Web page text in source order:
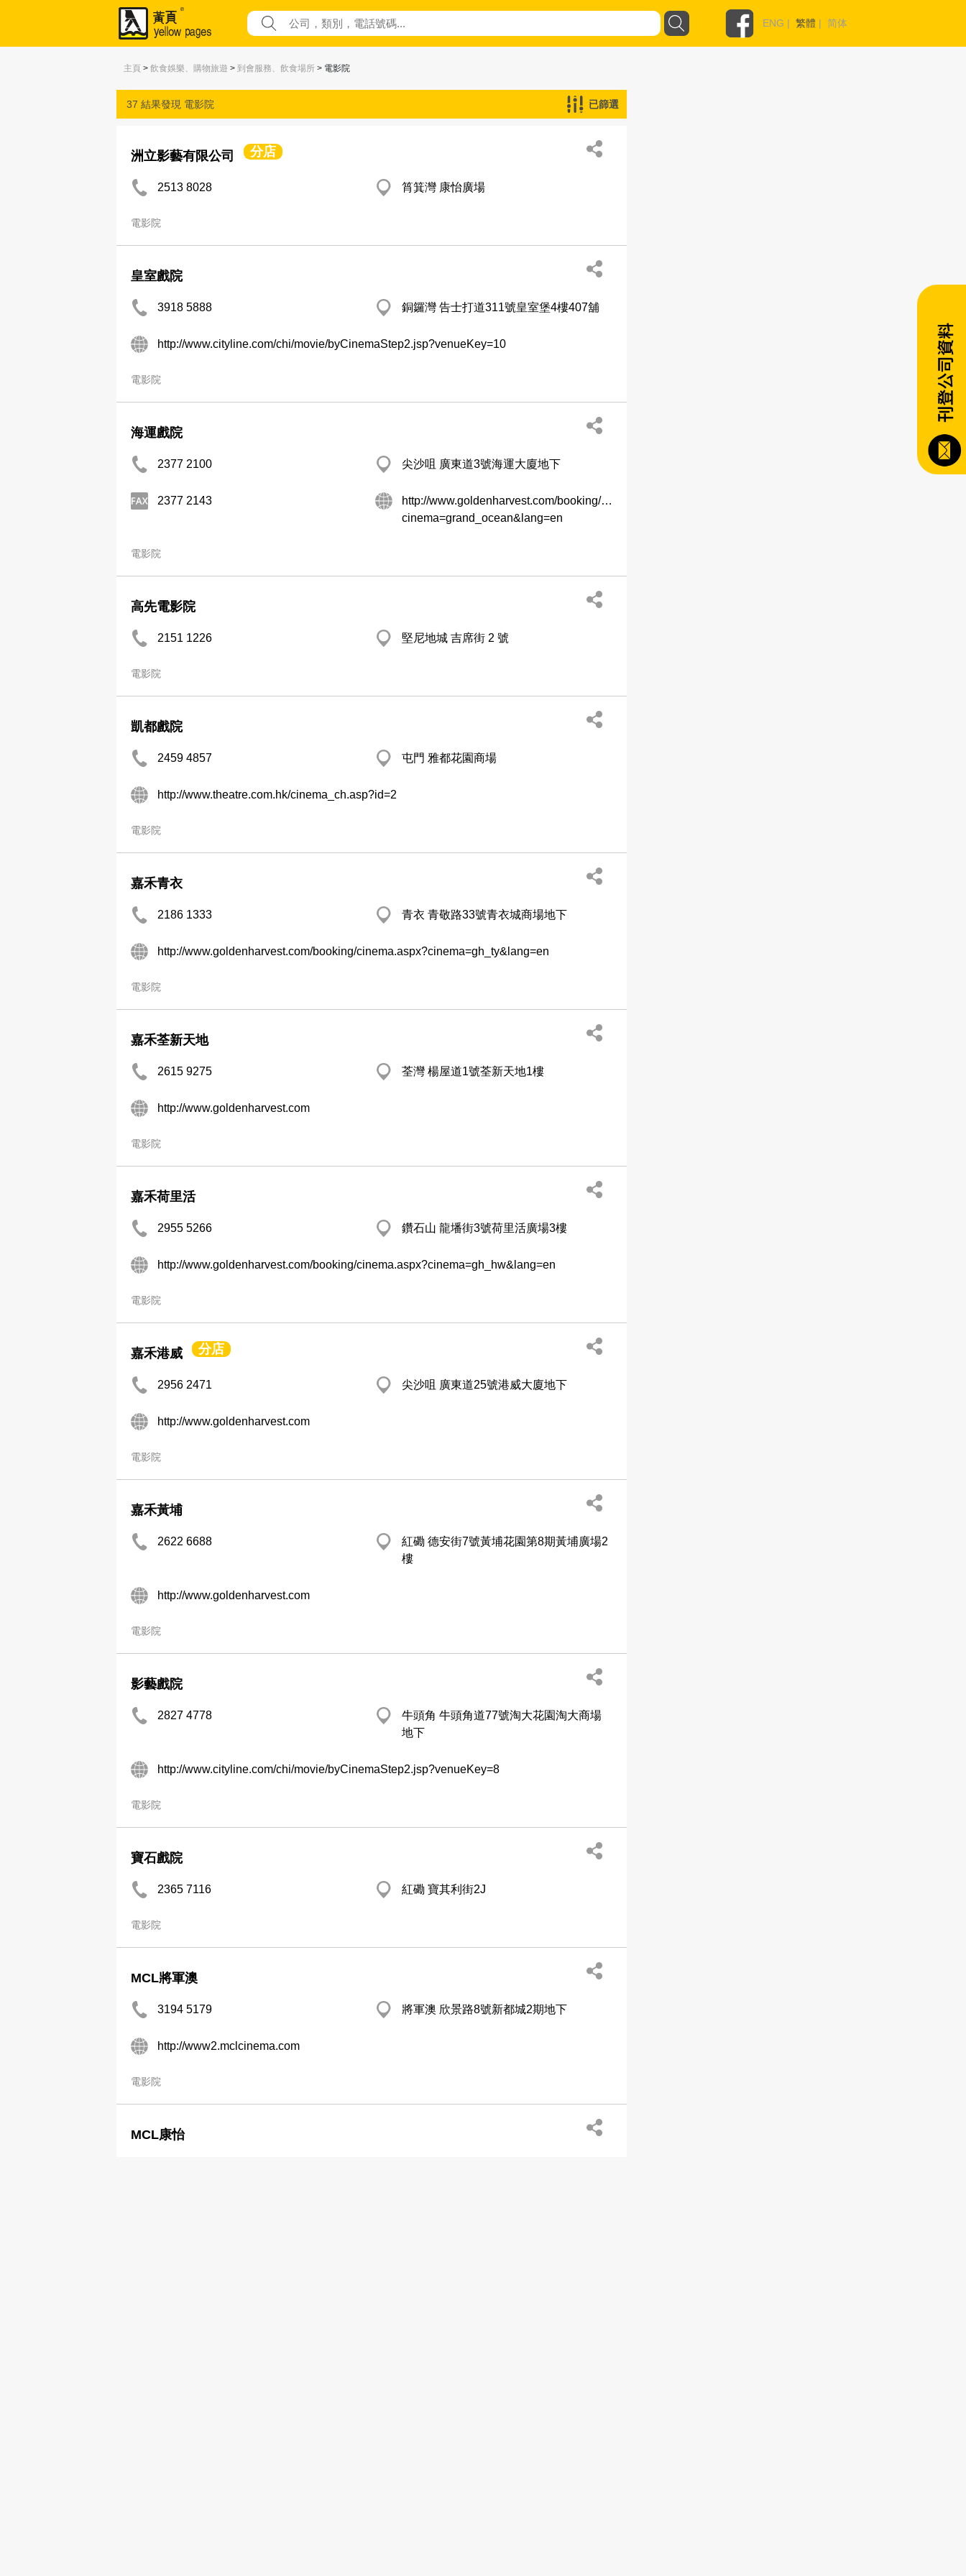
ENG | 繁體 | 简体
主頁 > 飲食娛樂、購物旅遊 > 到會服務、飲食場所 > 電影院
37 結果發現 電影院 已篩選
洲立影藝有限公司 分店
2513 8028 筲箕灣 康怡廣場
電影院
皇室戲院
3918 5888 銅鑼灣 告士打道311號皇室堡4樓407舖
http://www.cityline.com/chi/movie/byCinemaStep2.jsp?venueKey=10
電影院
海運戲院
2377 2100 尖沙咀 廣東道3號海運大廈地下
2377 2143
http://www.goldenharvest.com/booking/cinema.aspx?
cinema=grand_ocean&lang=en
電影院
高先電影院
2151 1226 堅尼地城 吉席街 2 號
電影院
凱都戲院
2459 4857 屯門 雅都花園商場
http://www.theatre.com.hk/cinema_ch.asp?id=2
電影院
嘉禾青衣
2186 1333 青衣 青敬路33號青衣城商場地下
http://www.goldenharvest.com/booking/cinema.aspx?cinema=gh_ty&lang=en
電影院
嘉禾荃新天地
2615 9275 荃灣 楊屋道1號荃新天地1樓
http://www.goldenharvest.com
電影院
嘉禾荷里活
2955 5266 鑽石山 龍墦街3號荷里活廣場3樓
http://www.goldenharvest.com/booking/cinema.aspx?cinema=gh_hw&lang=en
電影院
嘉禾港威 分店
2956 2471 尖沙咀 廣東道25號港威大廈地下
http://www.goldenharvest.com
電影院
嘉禾黃埔
2622 6688
紅磡 德安街7號黃埔花園第8期黃埔廣場2
樓
http://www.goldenharvest.com
電影院
影藝戲院
2827 4778
牛頭角 牛頭角道77號淘大花園淘大商場
地下
http://www.cityline.com/chi/movie/byCinemaStep2.jsp?venueKey=8
電影院
寶石戲院
2365 7116 紅磡 寶其利街2J
電影院
MCL將軍澳
3194 5179 將軍澳 欣景路8號新都城2期地下
http://www2.mclcinema.com
電影院
MCL康怡